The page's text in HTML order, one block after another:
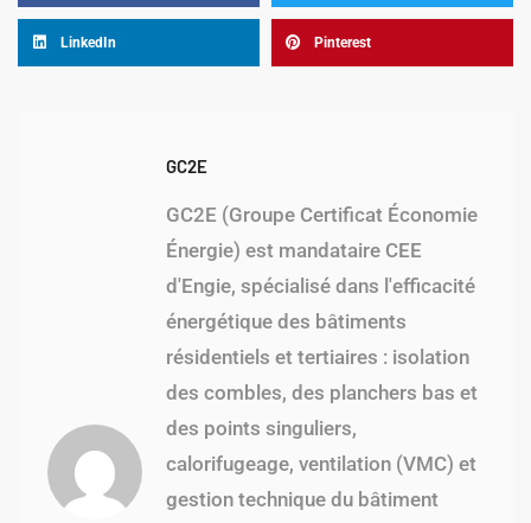
LinkedIn Pinterest
GC2E
GC2E (Groupe Certificat Économie
Énergie) est mandataire CEE
d'Engie, spécialisé dans l'efficacité
énergétique des bâtiments
résidentiels et tertiaires : isolation
des combles, des planchers bas et
des points singuliers,
calorifugeage, ventilation (VMC) et
gestion technique du bâtiment